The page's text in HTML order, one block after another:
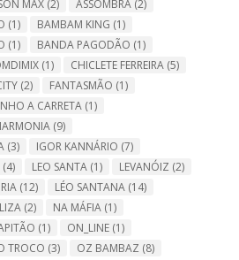
MAX(2) ASSOMBRA(2)
(1) BAMBAM KING (1)
(1) BANDA PAGODÃO (1)
(1) CHICLETE FERREIRA(5)
(2) FANTASMÃO (1)
A CARRETA(1)
(9)
(3) IGOR KANNÁRIO (7)
(4) LEO SANTA(1) LEVANÓIZ (2)
(12) LÉO SANTANA(14)
(2) NA MÁFIA(1)
(1) ON_LINE(1)
TROCO (3) OZ BAMBAZ (8)